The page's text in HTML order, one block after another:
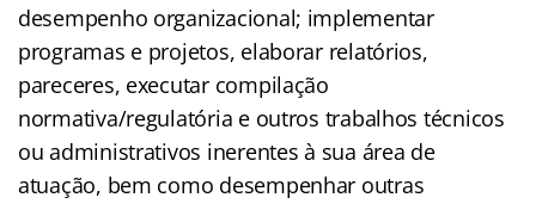
desempenho organizacional; implementar
programas e projetos, elaborar relatórios,
pareceres, executar compilação
normativa/regulatória e outros trabalhos técnicos
ou administrativos inerentes à sua área de
atuação, bem como desempenhar outras